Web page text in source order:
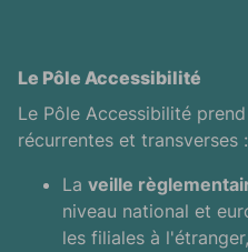
Le Pôle Accessibilité
Le Pôle Accessibilité
récurrentes et transverses :
La veille
niveau national et
les filiales à l'étranger,